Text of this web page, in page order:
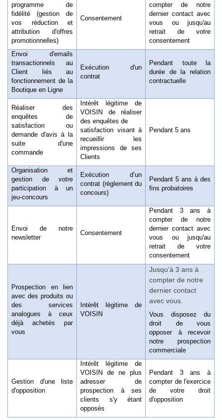
programme de
fidélité (gestion de
vos réduction et
attribution d'offres
promotionnelles)
Consentement
compter de notre
dernier contact avec
vous ou jusqu'au
retrait de votre
consentement
Envoi d'emails
transactionnels au
Client liés au
fonctionnement de la
Boutique en Ligne
Exécution d'un
contrat
Pendant toute la
durée de la relation
contractuelle
Réaliser des
enquêtes de
satisfaction ou
demande d'avis à la
suite d'une
commande
Intérêt légitime de
VOISIN de réaliser
des enquêtes de
satisfaction visant à
recueillir les
impressions de ses
Clients
Pendant 5 ans
Organisation et
gestion de votre
participation à un
jeu-concours
Exécution d’un
contrat (règlement du
concours)
Pendant 5 ans à des
fins probatoires
Envoi de notre
newsletter
Consentement
Pendant 3 ans à
compter de notre
dernier contact avec
vous ou jusqu'au
retrait de votre
consentement
Prospection en lien
avec des produits ou
des services
analogues à ceux
déjà achetés par
vous
Intérêt légitime de
VOISIN
Jusqu'à 3 ans à
compter de notre
dernier contact
avec vous.
Vous disposez du
droit de vous
opposer à recevoir
notre prospection
commerciale
Gestion d'une liste
d'opposition
Intérêt légitime de
VOISIN de ne plus
adresser de
prospection à ses
clients s'y étant
opposés
Pendant 3 ans à
compter de l'exercice
de votre droit
d'opposition